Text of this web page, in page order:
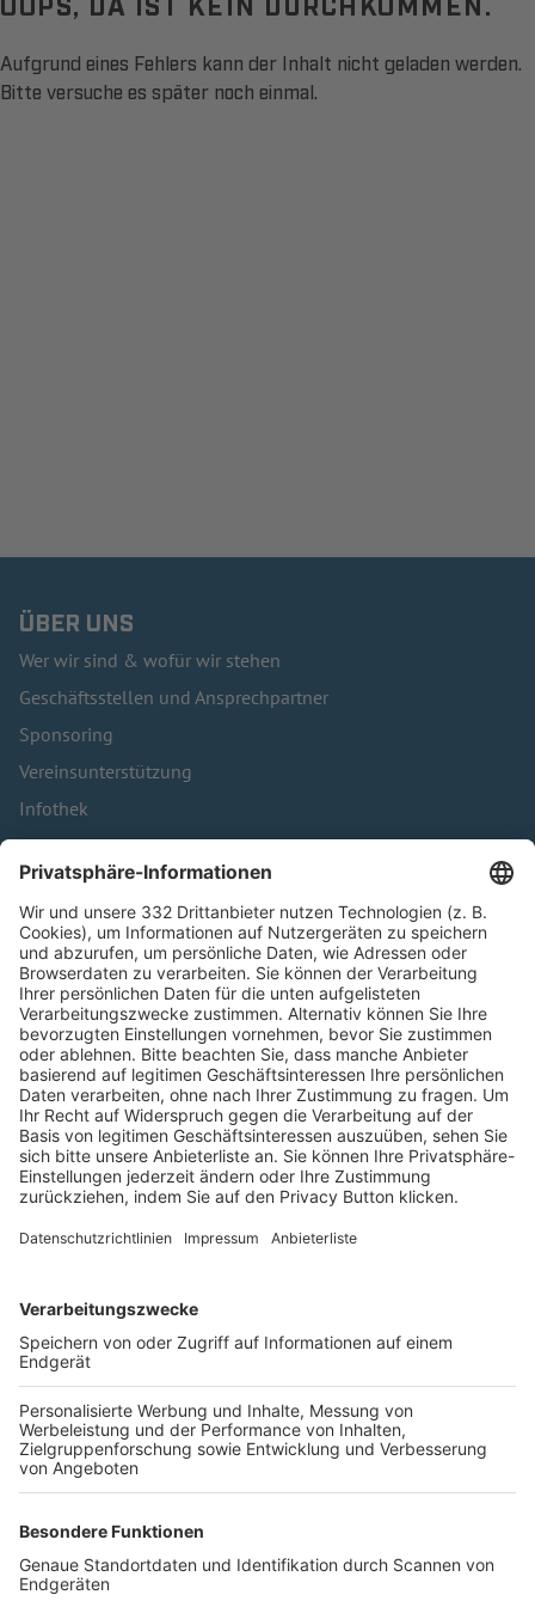
Aufgrund eines Fehlers kann der Inhalt nicht geladen werden.
Bitte versuche es später noch einmal.
ÜBER UNS
Wer wir sind & wofür wir stehen
Geschäftsstellen und Ansprechpartner
Sponsoring
Vereinsunterstützung
Infothek
Kontakt
HÄUFIG BESUCHTE SEITEN
Pässe und Vereinswechsel
Trainerausbildung
Schulungsangebot Vereinsmitarbeiter
BFV-Geschäftsstellen
Trainerbörse
Login SpielPlus
FOLGE DEM BFV
TOP-VEREINE
TOP-PARTNER